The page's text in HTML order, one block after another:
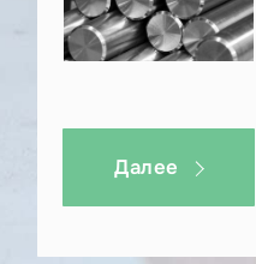
Далее